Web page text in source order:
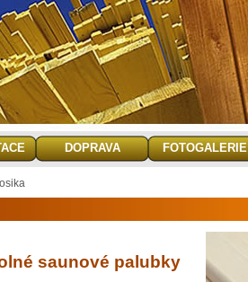
DOPRAVA FOTOGALERIE
saunové palubky